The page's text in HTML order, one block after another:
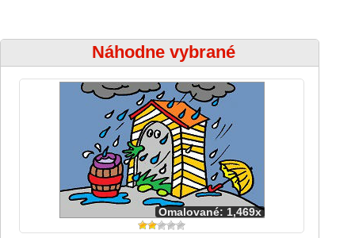
Náhodne vybrané
Omalované: 1,469x